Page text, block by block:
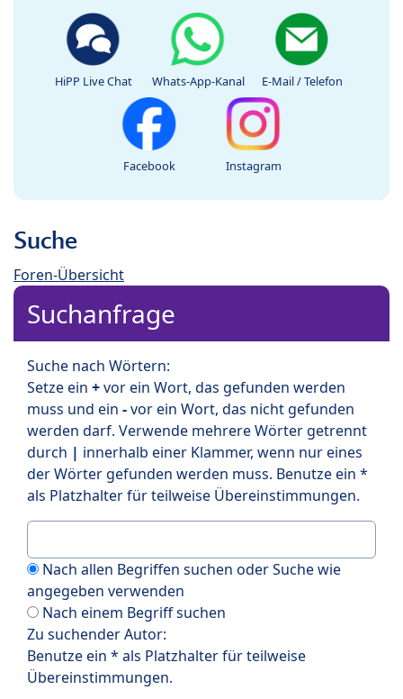
HiPP Live Chat Whats-App-Kanal E-Mail / Telefon
Facebook Instagram
Suche
Foren-Übersicht
Suchanfrage
Suche nach Wörtern:
Setze ein +vor ein Wort, das gefunden werden
muss und ein -vor ein Wort, das nicht gefunden
werden darf. Verwende mehrere Wörter getrennt
durch | innerhalb einer Klammer, wenn nur eines
der Wörter gefunden werden muss. Benutze ein *
als Platzhalter für teilweise Übereinstimmungen.
Nach allen Begriffen suchen oder Suche wie
angegeben verwenden
Nach einem Begriff suchen
Zu suchender Autor:
Benutze ein * als Platzhalter für teilweise
Übereinstimmungen.